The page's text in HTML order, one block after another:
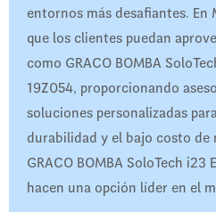
entornos más desafiantes. En
que los clientes puedan
como GRACO BOMBA
19Z054, proporcionando
soluciones personalizadas
durabilidad y el bajo costo
GRACO BOMBA SoloTech i23
hacen una opción líder en el